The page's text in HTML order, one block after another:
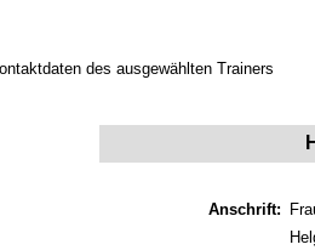
des ausgewählten Trainers
Anschrift: